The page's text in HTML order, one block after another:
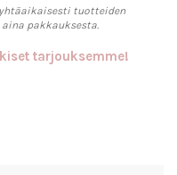
tuotteiden
pakkauksesta.
tarjouksemme!